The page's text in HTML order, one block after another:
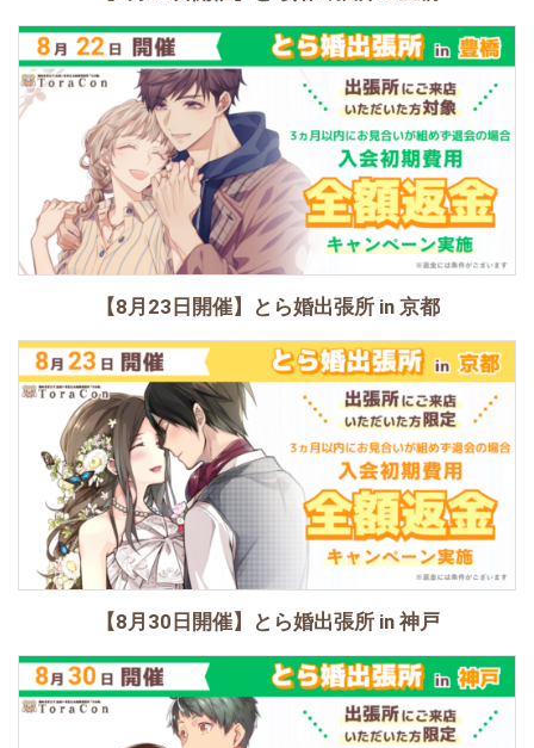
【8月23日開催】とら婚出張所 in 京都
【8月30日開催】とら婚出張所 in 神戸